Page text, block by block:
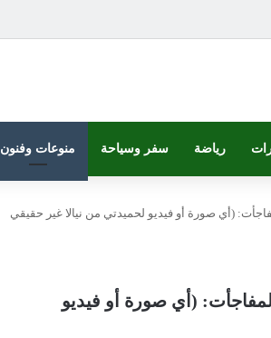
رياضة سفر وسياحة منوعات وفنون
(أي صورة أو فيديو لحميدتي من نيالا غير حقيقي
(أي صورة أو فيديو